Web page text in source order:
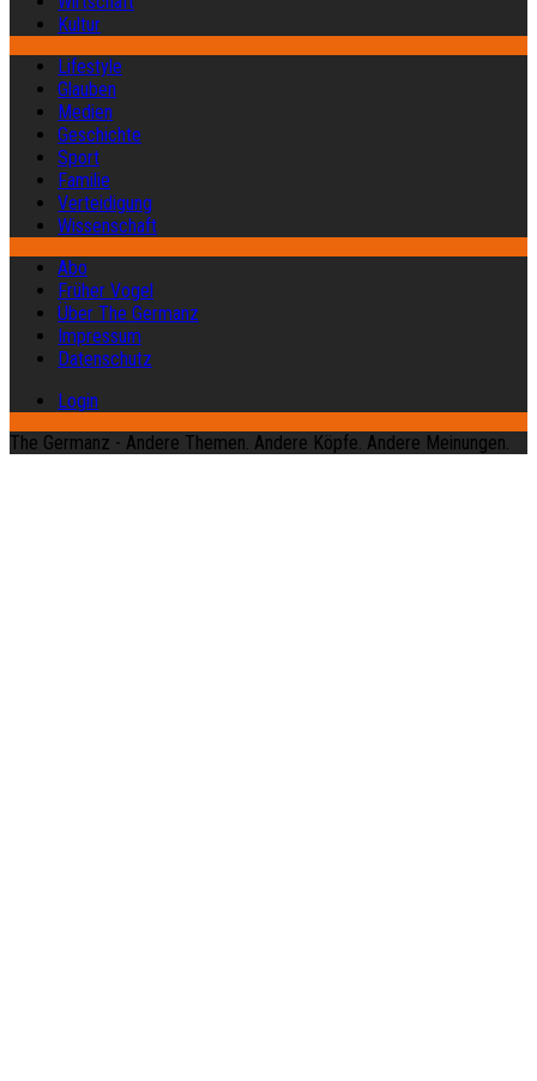
Kultur
Lifestyle
Glauben
Medien
Geschichte
Sport
Familie
Verteidigung
Wissenschaft
Abo
Früher Vogel
Über The Germanz
Impressum
Datenschutz
Login
The Germanz - Andere Themen. Andere Köpfe. Andere Meinungen.